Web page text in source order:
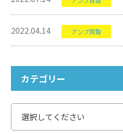
2022.04.14 アンプ買取
カテゴリー